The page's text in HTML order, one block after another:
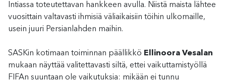
Intiassa toteutettavan hankkeen avulla. Niistä maista lähtee
vuosittain valtavasti ihmisiä väliaikaisiin töihin ulkomaille,
usein juuri Persianlahden maihin.
SASKin kotimaan toiminnan päällikkö Ellinoora Vesalan
mukaan näyttää valitettavasti siltä, ettei vaikuttamistyöllä
FIFAn suuntaan ole vaikutuksia: mikään ei tunnu